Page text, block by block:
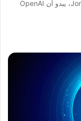
بعد الحديث عن جهاز بلا شاشة من تصور Jony Ive، يبدو أن OpenAI